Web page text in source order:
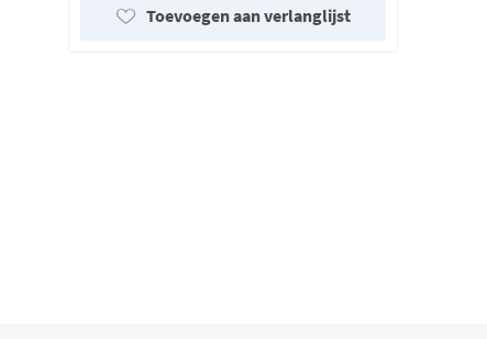
Toevoegen aan verlanglijst